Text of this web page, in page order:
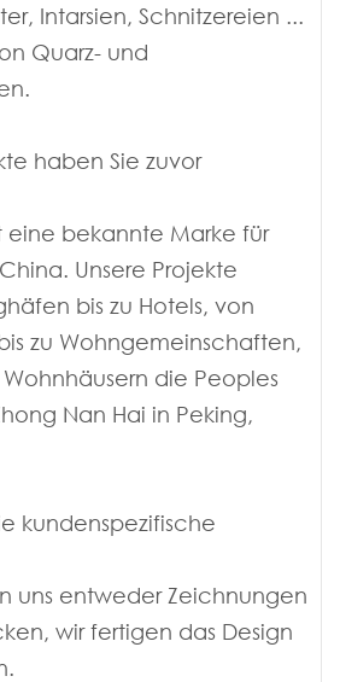
Intarsien, Schnitzereien ...
Quarz- und
haben Sie zuvor
eine bekannte Marke für
Unsere Projekte
bis zu Hotels, von
zu Wohngemeinschaften,
die Peoples
Nan Hai in Peking,
kundenspezifische
uns entweder Zeichnungen
wir fertigen das Design